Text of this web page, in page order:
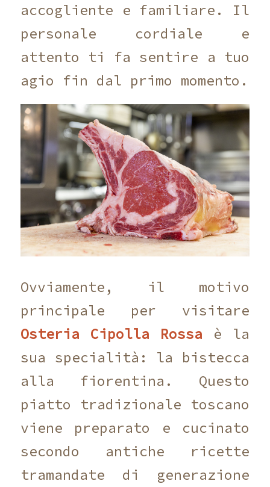
accogliente e familiare. Il
personale cordiale e
attento ti fa sentire a tuo
agio fin dal primo momento.
Ovviamente, il motivo
principale per visitare
Osteria Cipolla Rossa è la
sua specialità: la bistecca
alla fiorentina. Questo
piatto tradizionale toscano
viene preparato e cucinato
secondo antiche ricette
tramandate di generazione